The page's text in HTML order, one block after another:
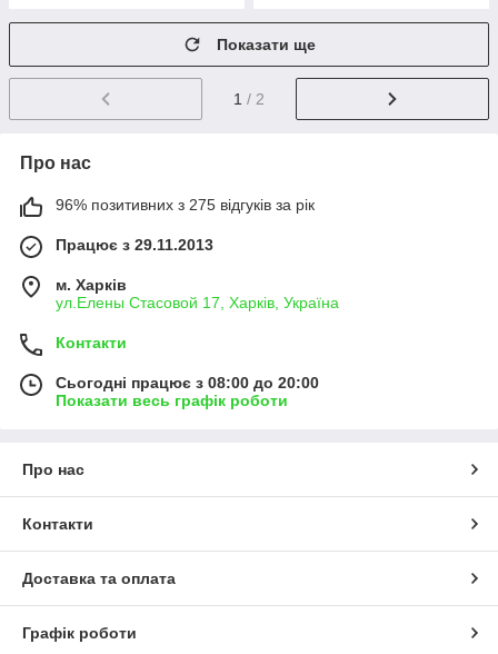
Показати ще
1 / 2
Про нас
96% позитивних з 275 відгуків за рік
Працює з 29.11.2013
м. Харків
ул.Елены Стасовой 17, Харків, Україна
Контакти
Сьогодні працює з 08:00 до 20:00
Показати весь графік роботи
Про нас
Контакти
Доставка та оплата
Графік роботи